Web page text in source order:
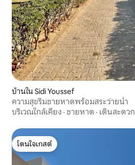
บ้านใน Sidi Youssef
ความสุขริมชายหาดพร้อมสระว่ายน้ำ
บริเวณใกล้เคียง · ชายหาด · เดินสะดวก
โดนใจเกสต์
โดนใจเกสต์